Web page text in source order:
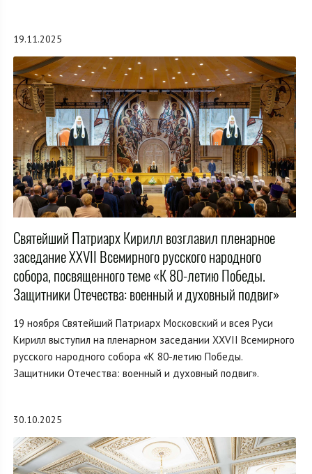
19.11.2025
Святейший Патриарх Кирилл возглавил пленарное
заседание XXVII Всемирного русского народного
собора, посвященного теме «К 80-летию Победы.
Защитники Отечества: военный и духовный подвиг»
19 ноября Святейший Патриарх Московский и всея Руси
Кирилл выступил на пленарном заседании XXVII Всемирного
русского народного собора «К 80-летию Победы.
Защитники Отечества: военный и духовный подвиг».
30.10.2025